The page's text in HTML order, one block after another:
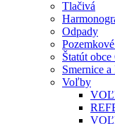
Tlačivá
Odpady
Štatút obce
Smernice
Voľby